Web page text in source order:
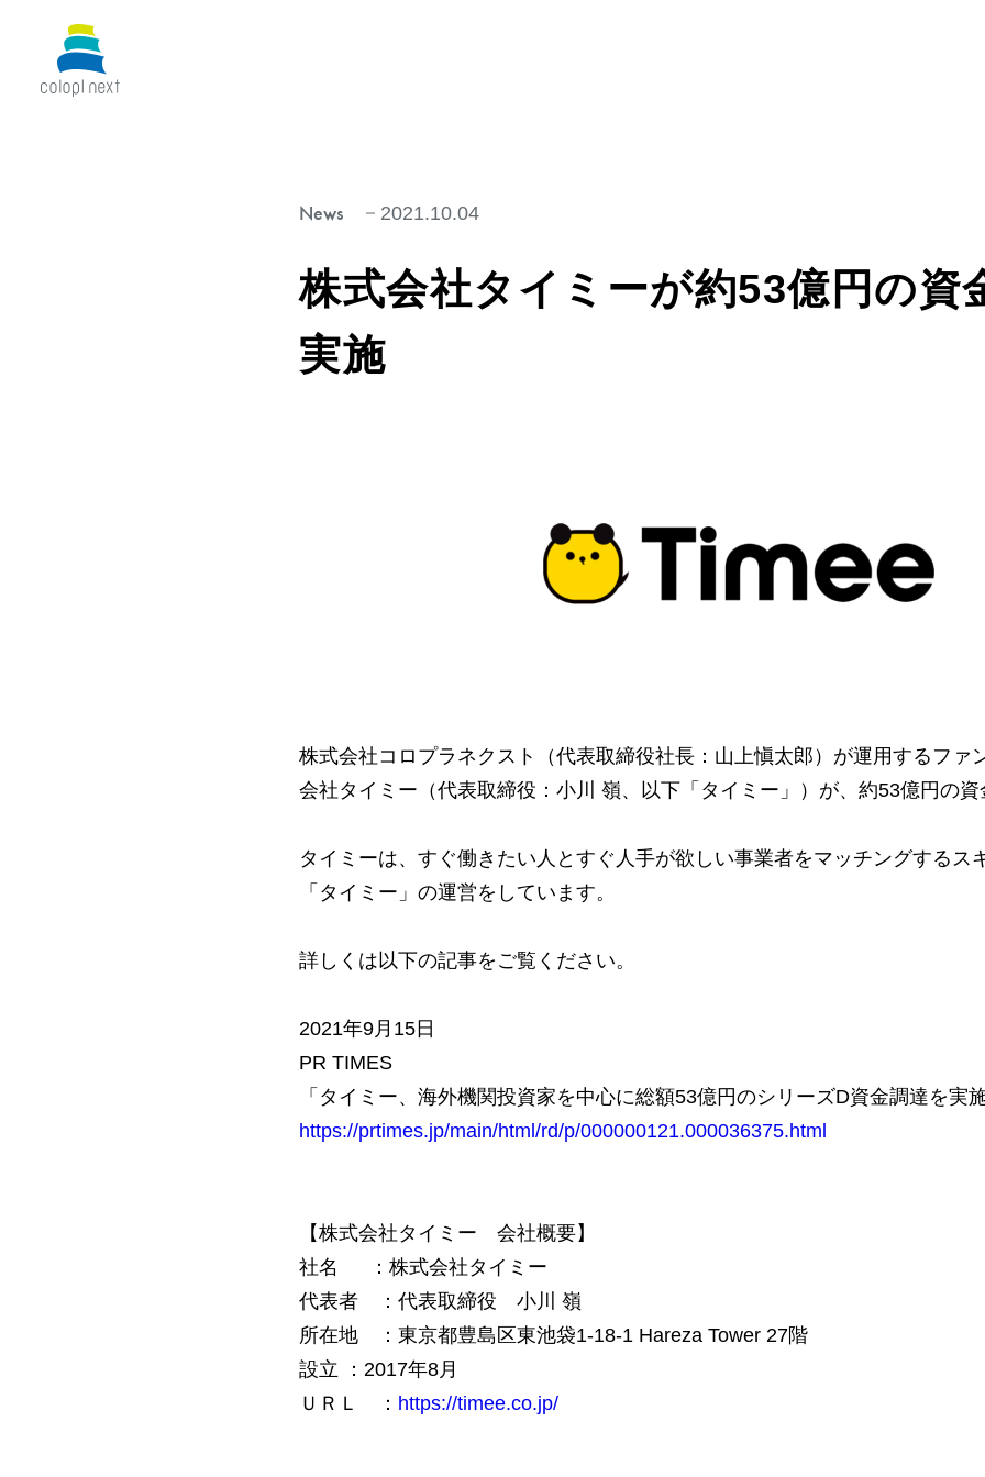
News 2021.10.04
株式会社タイミーが約53億円の資
実施
株式会社コロプラネクスト（代表取締役社長：山上愼太郎）が運用するファ
会社タイミー（代表取締役：小川 嶺、以下「タイミー」）が、約53億円の
タイミーは、すぐ働きたい人とすぐ人手が欲しい事業者をマッチングするス
「タイミー」の運営をしています。
詳しくは以下の記事をご覧ください。
2021年9月15日
PR TIMES
「タイミー、海外機関投資家を中心に総額53億円のシリーズD資金調達を実
https://prtimes.jp/main/html/rd/p/000000121.000036375.html
【株式会社タイミー 会社概要】
社名 ：株式会社タイミー
代表者 ：代表取締役 小川 嶺
所在地 ：東京都豊島区東池袋1-18-1 Hareza Tower 27階
設立 ：2017年8月
ＵＲＬ ： https://timee.co.jp/